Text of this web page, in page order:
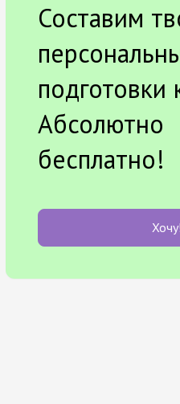
Составим
подготовки
Абсолютно
бесплатно!
Хочу!